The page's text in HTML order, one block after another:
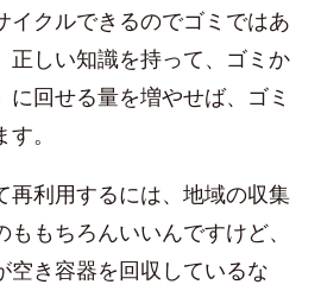
イクルできるのでゴミではあ
正しい知識を持って、ゴミか
に回せる量を増やせば、ゴミ
。
再利用するには、地域の収集
ももちろんいいんですけど、
空き容器を回収しているな